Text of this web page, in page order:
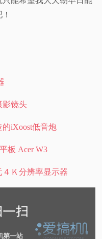
影镜头
的iXoost低音炮
板 Acer W3
４Ｋ分辨率显示器